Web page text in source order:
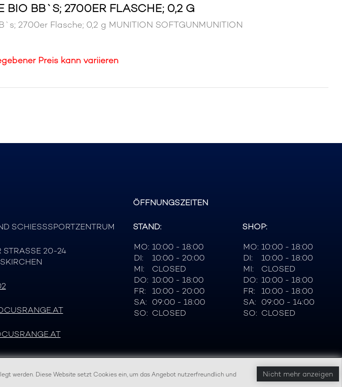
werden. Diese Website setzt Cookies ein, um das Angebot nutzerfreundlich und
Nicht mehr anzeigen
BIO BB`S; 2700ER FLASCHE; 0,2 G
2700er Flasche; 0,2 g MUNITION SOFTGUNMUNITION
Preis kann variieren
SCHIESSSPORTZENTRUM
20-24
ÖFFNUNGSZEITEN
STAND:
MO: 10:00 - 18:00
DI:
10:00 - 20:00
MI:
CLOSED
DO: 10:00 - 18:00
FR:
10:00 - 20:00
SA: 09:00 - 18:00
SO: CLOSED
SHOP:
MO: 10:00 - 18:00
DI:
10:00 - 18:00
MI:
CLOSED
DO: 10:00 - 18:00
FR:
10:00 - 18:00
SA: 09:00 - 14:00
SO: CLOSED